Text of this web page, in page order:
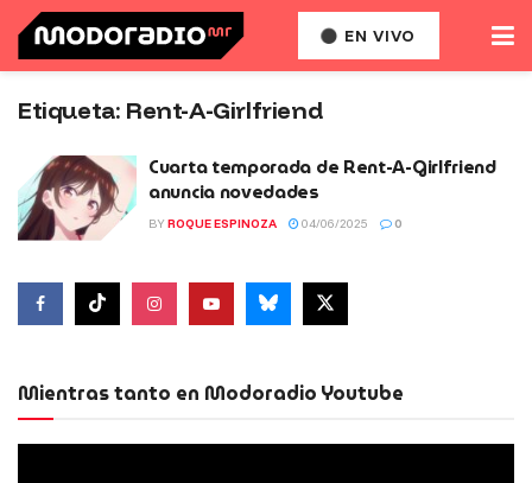
EN VIVO
Etiqueta: Rent-A-Girlfriend
Cuarta temporada de Rent-A-Girlfriend
anuncia novedades
BY ROQUE ESPINOZA 04/06/2025 0
Mientras tanto en Modoradio Youtube